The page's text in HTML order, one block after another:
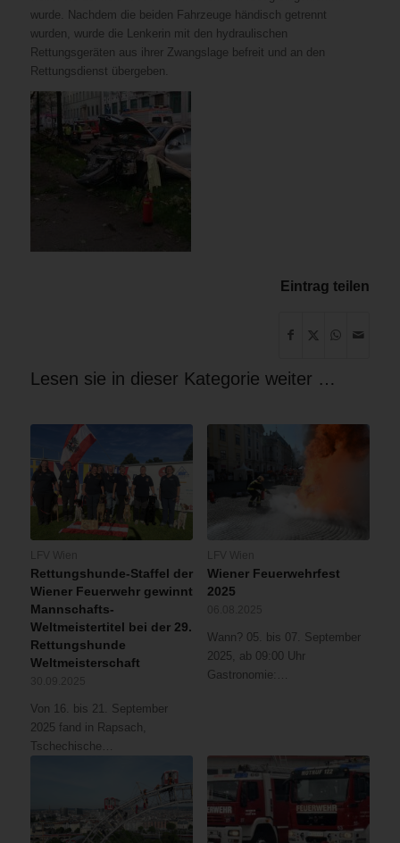
wurde. Nachdem die beiden Fahrzeuge händisch getrennt
wurden, wurde die Lenkerin mit den hydraulischen
Rettungsgeräten aus ihrer Zwangslage befreit und an den
Rettungsdienst übergeben.
Eintrag teilen
Lesen sie in dieser Kategorie weiter …
Rettungshunde-Staffel der
Wiener Feuerwehr gewinnt
Mannschafts-
Weltmeistertitel bei der 29.
Rettungshunde
Weltmeisterschaft
Von 16. bis 21. September
2025 fand in Rapsach,
Tschechische…
Wiener Feuerwehrfest
2025
Wann? 05. bis 07. September
2025, ab 09:00 Uhr
Gastronomie:…